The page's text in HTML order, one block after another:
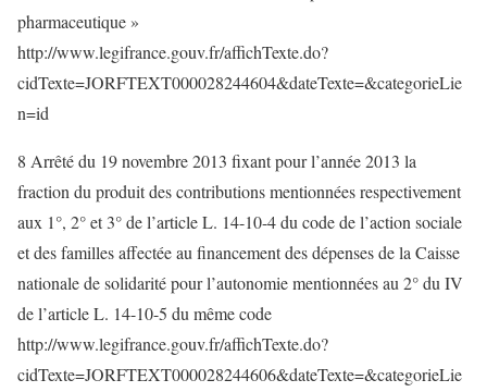
pharmaceutique »
http://www.legifrance.gouv.fr/affichTexte.do?
cidTexte=JORFTEXT000028244604&dateTexte=&categorieLie
n=id
8 Arrêté du 19 novembre 2013 fixant pour l’année 2013 la
fraction du produit des contributions mentionnées respectivement
aux 1°, 2° et 3° de l’article L. 14-10-4 du code de l’action sociale
et des familles affectée au financement des dépenses de la Caisse
nationale de solidarité pour l’autonomie mentionnées au 2° du IV
de l’article L. 14-10-5 du même code
http://www.legifrance.gouv.fr/affichTexte.do?
cidTexte=JORFTEXT000028244606&dateTexte=&categorieLie